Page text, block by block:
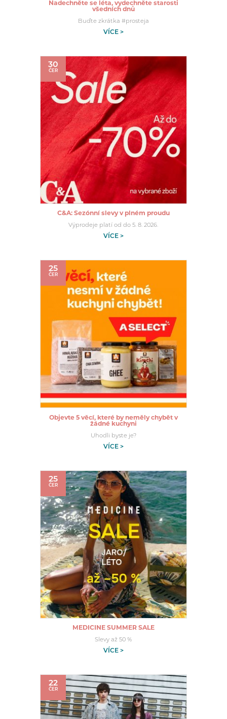
Nadechněte se léta, vydechněte starosti
všedních dnů
Buďte zkrátka #prosteja
VÍCE >
30
ČER
C&A: Sezónní slevy v plném proudu
Výprodeje platí od do 5. 8. 2026.
VÍCE >
25
ČER
Objevte 5 věcí, které by neměly chybět v
žádné kuchyni
Uhodli byste je?
VÍCE >
25
ČER
MEDICINE SUMMER SALE
Slevy až 50 %
VÍCE >
22
ČER